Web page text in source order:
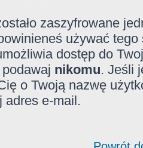
zaszyfrowane
używać
dostęp do
nikomu. Jeśli
o Twoją nazwę
adres e-mail.